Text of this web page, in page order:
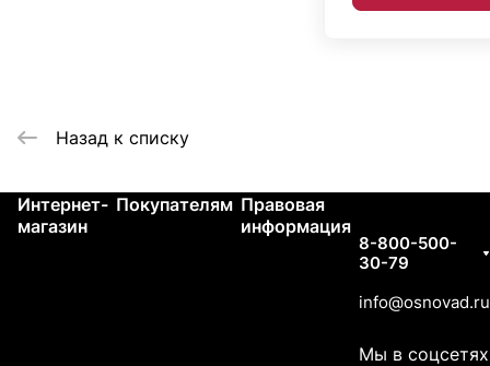
Назад к списку
Интернет-
магазин
Покупателям Правовая
информация
8-800-500-
30-79
info@osnovad.ru
Мы в соцсетях